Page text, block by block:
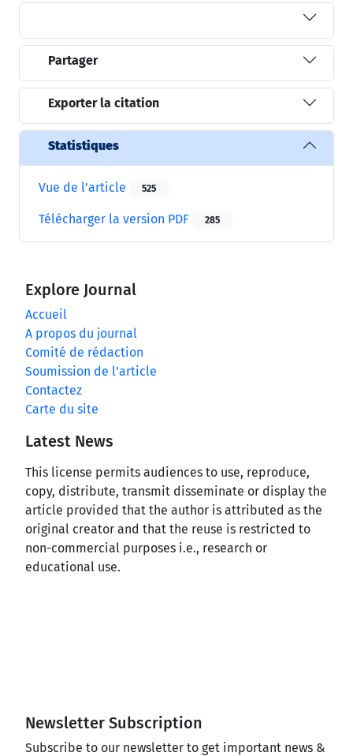
Partager
Exporter la citation
Statistiques
Vue de l’article 525
Télécharger la version PDF 285
Explore Journal
Accueil
A propos du journal
Comité de rédaction
Soumission de l’article
Contactez
Carte du site
Latest News
This license permits audiences to use, reproduce,
copy, distribute, transmit disseminate or display the
article provided that the author is attributed as the
original creator and that the reuse is restricted to
non-commercial purposes i.e., research or
educational use.
Newsletter Subscription
Subscribe to our newsletter to get important news &